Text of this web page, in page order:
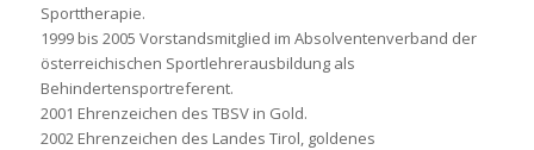
Sporttherapie.
1999 bis 2005 Vorstandsmitglied im Absolventenverband der
österreichischen Sportlehrerausbildung als
Behindertensportreferent.
2001 Ehrenzeichen des TBSV in Gold.
2002 Ehrenzeichen des Landes Tirol, goldenes